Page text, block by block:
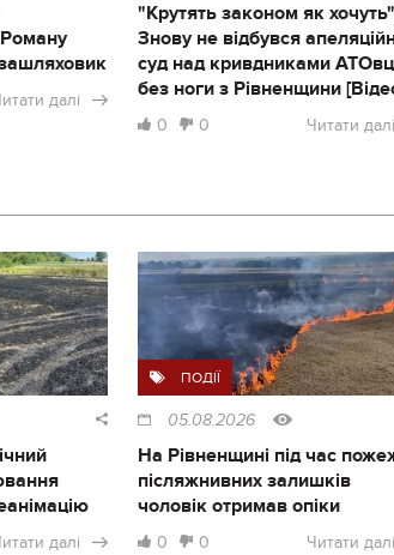
далі
"Крутять законом як
Знову не відбувся
суд над кривдниками
без ноги з Рівненщини
0 0 Читати далі
далі
ПОДІЇ
05.08.2026
На Рівненщині під час
післяжнивних залишків
чоловік отримав опіки
0 0 Читати далі